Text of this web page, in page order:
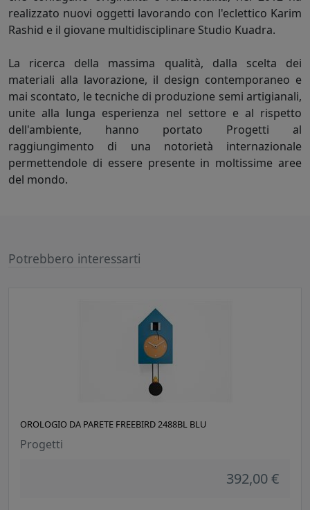
realizzato nuovi oggetti lavorando con l'eclettico Karim
Rashid e il giovane multidisciplinare Studio Kuadra.
La ricerca della massima qualità, dalla scelta dei
materiali alla lavorazione, il design contemporaneo e
mai scontato, le tecniche di produzione semi artigianali,
unite alla lunga esperienza nel settore e al rispetto
dell'ambiente, hanno portato Progetti al
raggiungimento di una notorietà internazionale
permettendole di essere presente in moltissime aree
del mondo.
Potrebbero interessarti
OROLOGIO DA PARETE FREEBIRD 2488BL BLU
Progetti
392,00 €